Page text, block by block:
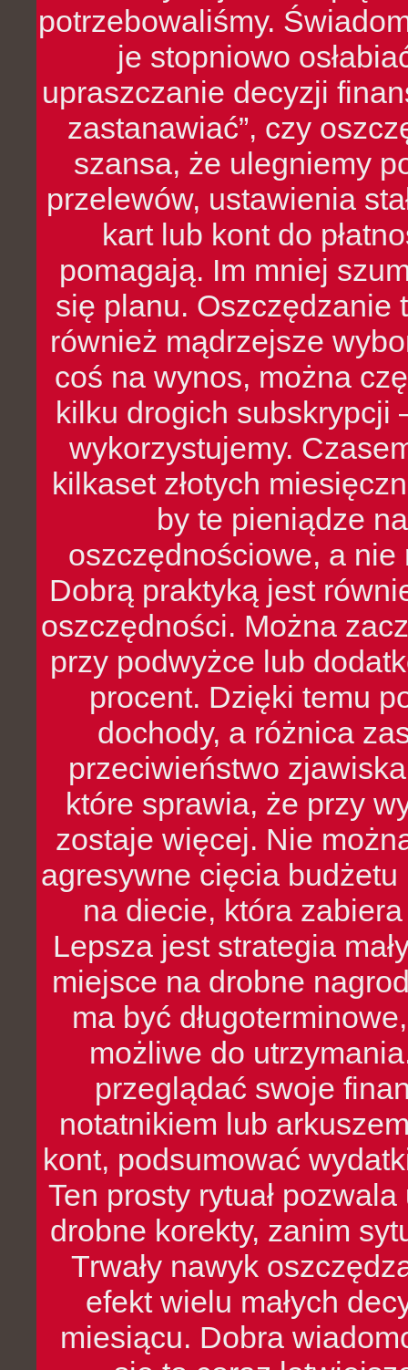
potrzebowaliśmy.
je stopniowo
upraszczanie decyzji
zastanawiać”, czy
szansa, że ulegniemy
przelewów, ustawienia
kart lub kont do
pomagają. Im mniej
się planu. Oszczędzanie
również mądrzejsze
coś na wynos, można
kilku drogich subskrypcji
wykorzystujemy.
kilkaset złotych
by te pieniądze
oszczędnościowe, a nie
Dobrą praktyką jest
oszczędności. Można
przy podwyżce lub
procent. Dzięki temu
dochody, a różnica
przeciwieństwo
które sprawia, że przy
zostaje więcej. Nie
agresywne cięcia
na diecie, która
Lepsza jest strategia
miejsce na drobne
ma być
możliwe do
przeglądać swoje
notatnikiem lub
kont, podsumować
Ten prosty rytuał
drobne korekty, zanim
Trwały nawyk
efekt wielu małych
miesiącu. Dobra